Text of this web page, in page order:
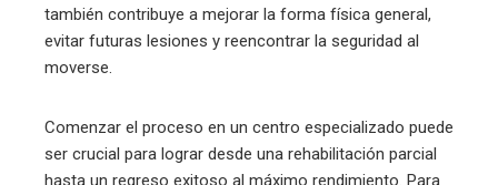
también contribuye a mejorar la forma física general,
evitar futuras lesiones y reencontrar la seguridad al
moverse.
Comenzar el proceso en un centro especializado puede
ser crucial para lograr desde una rehabilitación parcial
hasta un regreso exitoso al máximo rendimiento. Para